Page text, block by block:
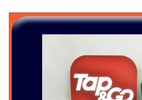
教學評測
EduTech
生成式AI與雲端應用